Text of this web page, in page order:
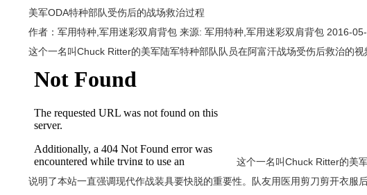
美军ODA特种部队受伤后的战场救治过程
作者：军用特种,军用迷彩双肩背包 来源: 军用特种,军用迷彩双肩背包 2016-
这个一名叫Chuck Ritter的美军陆军特种部队队员在阿富汗战场受伤后救治的
这个一名叫Chuck Ritter的美
说明了本站一直强调现代作战装具要快脱的重要性。队友用医用剪刀剪开衣